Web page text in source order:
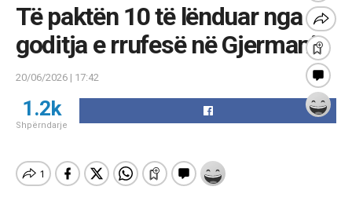
Të paktën 10 të lënduar nga
goditja e rrufesë në Gjermani
20/06/2026 | 17:42
1.2k
Shpërndarje